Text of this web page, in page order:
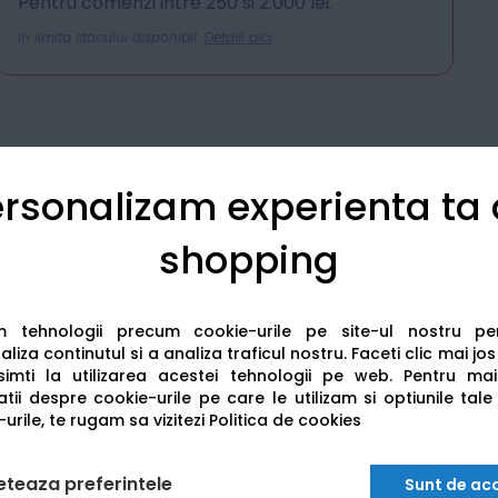
experienta ta
shopping
tehnologii precum cookie-urile pe site-ul nostru
continutul si a analiza traficul nostru. Faceti clic mai
la utilizarea acestei tehnologii pe web. Pentru
despre cookie-urile pe care le utilizam si optiunile tale
te rugam sa vizitezi Politica de cookies
preferintele Sunt de
In limita stocului disponibil. Detalii aici
Detalii tehnice Recenzii